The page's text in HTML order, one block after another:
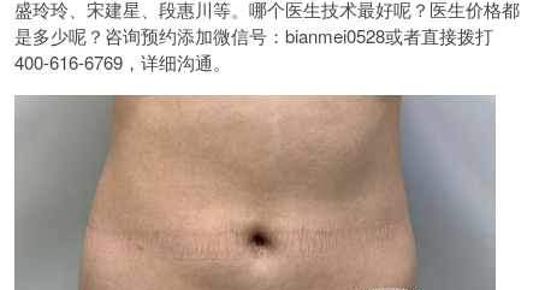
盛玲玲、宋建星、段惠川等。哪个医生技术最好呢？医生价格都
是多少呢？咨询预约添加微信号：bianmei0528或者直接拨打
400-616-6769，详细沟通。